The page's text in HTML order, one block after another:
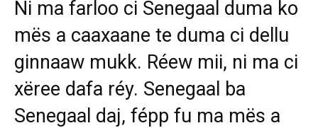
Ni ma farloo ci Senegaal duma ko
mës a caaxaane te duma ci dellu
ginnaaw mukk. Réew mii, ni ma ci
xëree dafa réy. Senegaal ba
Senegaal daj, fépp fu ma mës a